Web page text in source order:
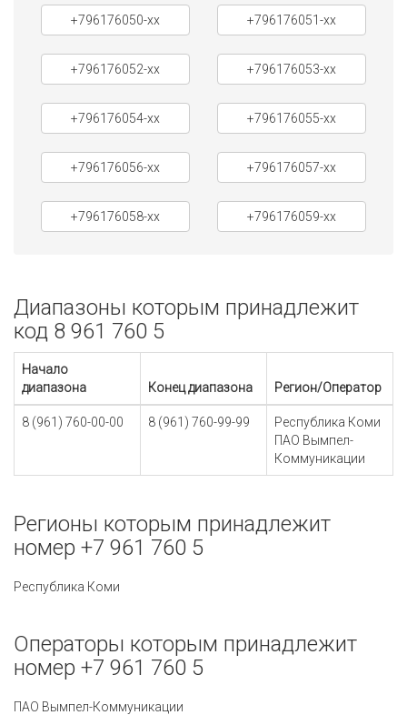
+796176050-xx +796176051-xx
+796176052-xx +796176053-xx
+796176054-xx +796176055-xx
+796176056-xx +796176057-xx
+796176058-xx +796176059-xx
Диапазоны которым принадлежит
код 8 961 760 5
Начало
диапазона
Конец диапазона Регион/Оператор
8 (961) 760-00-00 8 (961) 760-99-99
Республика Коми
ПАО Вымпел-
Коммуникации
Регионы которым принадлежит
номер +7 961 760 5
Республика Коми
Операторы которым принадлежит
номер +7 961 760 5
ПАО Вымпел-Коммуникации